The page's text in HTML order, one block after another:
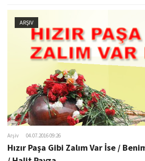
ARŞIV
Arşiv 04.07.2016 09:26
Hızır Paşa Gibi Zalım Var İse /